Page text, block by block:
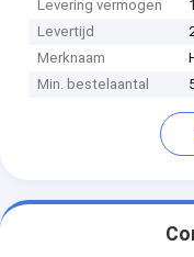
Levering vermogen
Levertijd
Merknaam
Min. bestelaantal